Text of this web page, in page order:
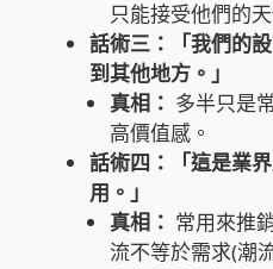
DAS 直連式附加存儲
出租套房出租 網路維護
WIFI Wi-Fi 無線熱點 無
網路硬體設備
只能接受他們的
話術三：「我們的
到其他地方。」
真相： 多半只是
高價值感。
話術四：「這是業
用。」
真相： 常用來推
流不等於需求(潮